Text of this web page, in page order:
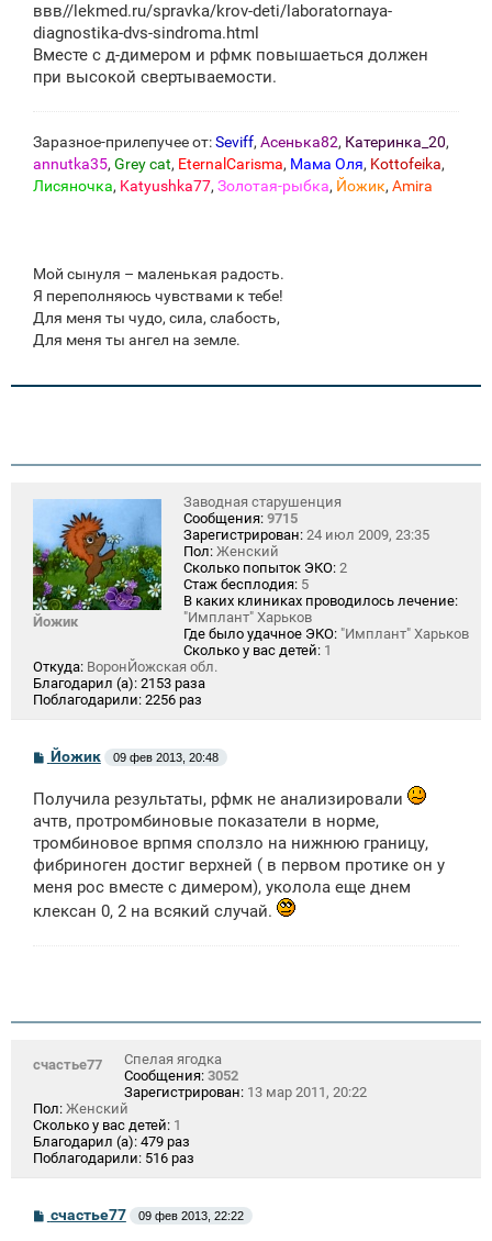
н
и
ввв//lekmed.ru/spravka/krov-deti/laboratornaya-
diagnostika-dvs-sindroma.html
Вместе с д-димером и рфмк повышаеться должен
при высокой свертываемости.
Заразное-прилепучее от:Seviff, Асенька82, Катеринка_20,
annutka35, Grey cat, EternalCarisma, Мама Оля, Kottofeika,
Лисяночка, Katyushka77, Золотая-рыбка, Йожик, Amira
Мой сынуля – маленькая радость.
Я переполняюсь чувствами к тебе!
Для меня ты чудо, сила, слабость,
Для меня ты ангел на земле.
Йожик
Заводная старушенция
Сообщения: 9715
Зарегистрирован: 24 июл 2009, 23:35
Пол: Женский
Сколько попыток ЭКО: 2
Стаж бесплодия: 5
В каких клиниках проводилось лечение:
"Имплант" Харьков
Где было удачное ЭКО: "Имплант" Харьков
Сколько у вас детей: 1
Откуда: ВоронЙожская обл.
Благодарил (а): 2153 раза
Поблагодарили: 2256 раз
С
о
б
щ
е
н
и
Йожик 09 фев 2013, 20:48
Получила результаты, рфмк не анализировали
ачтв, протромбиновые показатели в норме,
тромбиновое врпмя сползло на нижнюю границу,
фибриноген достиг верхней ( в первом протике он у
меня рос вместе с димером), уколола еще днем
клексан 0, 2 на всякий случай.
счастье77
Спелая ягодка
Сообщения: 3052
Зарегистрирован: 13 мар 2011, 20:22
Пол: Женский
Сколько у вас детей: 1
Благодарил (а): 479 раз
Поблагодарили: 516 раз
С
о
счастье77 09 фев 2013, 22:22